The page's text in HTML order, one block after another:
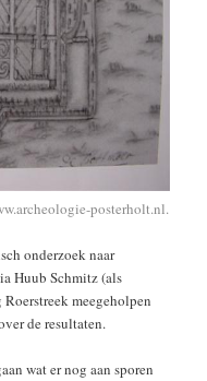
posterholt.nl.
onderzoek naar
Huub Schmitz (als
meegeholpen
de resultaten.
wat er nog aan sporen